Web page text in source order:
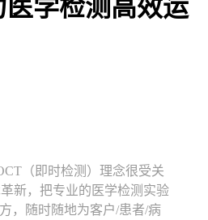
学检测高效运
（即时检测）理念很受关
新，把专业的医学检测实验
，随时随地为客户/患者/病